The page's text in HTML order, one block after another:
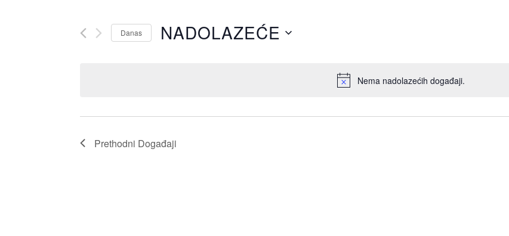
Nema nadolazećih događaji.
Danas NADOLAZEĆE
Prethodni Događaji